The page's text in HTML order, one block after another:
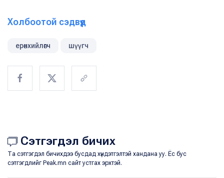
Холбоотой сэдвүүд
ерөнхийлөгч шүүгч
Сэтгэгдэл бичих
Та сэтгэгдэл бичихдээ бусдад хүндэтгэлтэй хандана уу. Ёс бус
сэтгэгдлийг Peak.mn сайт устгах эрхтэй.